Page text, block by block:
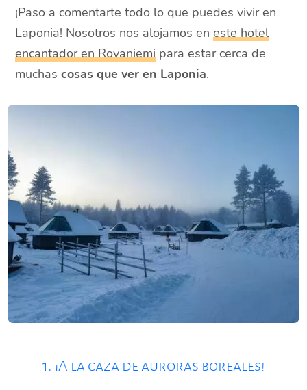
¡Paso a comentarte todo lo que puedes vivir en
Laponia! Nosotros nos alojamos eneste hotel
encantador en Rovaniemi para estar cerca de
muchascosas que ver en Laponia.
1. ¡A la caza de auroras boreales!